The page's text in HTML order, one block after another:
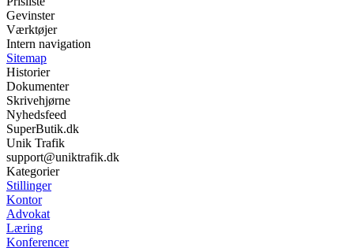
Gevinster
Værktøjer
Intern navigation
Sitemap
Historier
Dokumenter
Skrivehjørne
Nyhedsfeed
SuperButik.dk
Unik Trafik
support@uniktrafik.dk
Kategorier
Stillinger
Kontor
Advokat
Læring
Konferencer